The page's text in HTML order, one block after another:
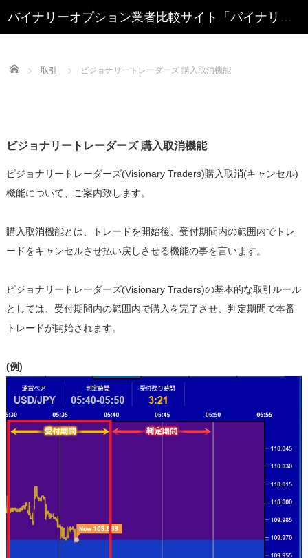
Home 取引 ビジョナリートレーダーズ 購入取消機能
ビジョナリートレーダーズ 購入取消機能
ビジョナリートレーダーズ(Visionary Traders)購入取消(キャンセル)
機能について、ご案内致します。
購入取消機能とは、トレードを開始後、受付期間内の範囲内でトレ
ードをキャンセルさせ払い戻しさせる機能の事を言います。
ビジョナリートレーダーズ(Visionary Traders)の基本的な取引ルール
としては、受付期間内の範囲内で購入を完了させ、判定期間で本番
トレードが開始されます。
(例)